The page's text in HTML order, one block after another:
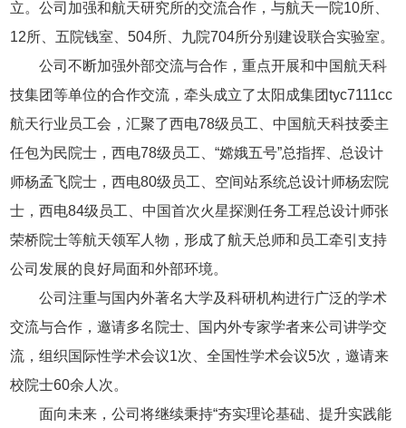
立。公司加强和航天研究所的交流合作，与航天一院10所、
12所、五院钱室、504所、九院704所分别建设联合实验室。
公司不断加强外部交流与合作，重点开展和中国航天科
技集团等单位的合作交流，牵头成立了太阳成集团tyc7111cc
航天行业员工会，汇聚了西电78级员工、中国航天科技委主
任包为民院士，西电78级员工、“嫦娥五号”总指挥、总设计
师杨孟飞院士，西电80级员工、空间站系统总设计师杨宏院
士，西电84级员工、中国首次火星探测任务工程总设计师张
荣桥院士等航天领军人物，形成了航天总师和员工牵引支持
公司发展的良好局面和外部环境。
公司注重与国内外著名大学及科研机构进行广泛的学术
交流与合作，邀请多名院士、国内外专家学者来公司讲学交
流，组织国际性学术会议1次、全国性学术会议5次，邀请来
校院士60余人次。
面向未来，公司将继续秉持“夯实理论基础、提升实践能